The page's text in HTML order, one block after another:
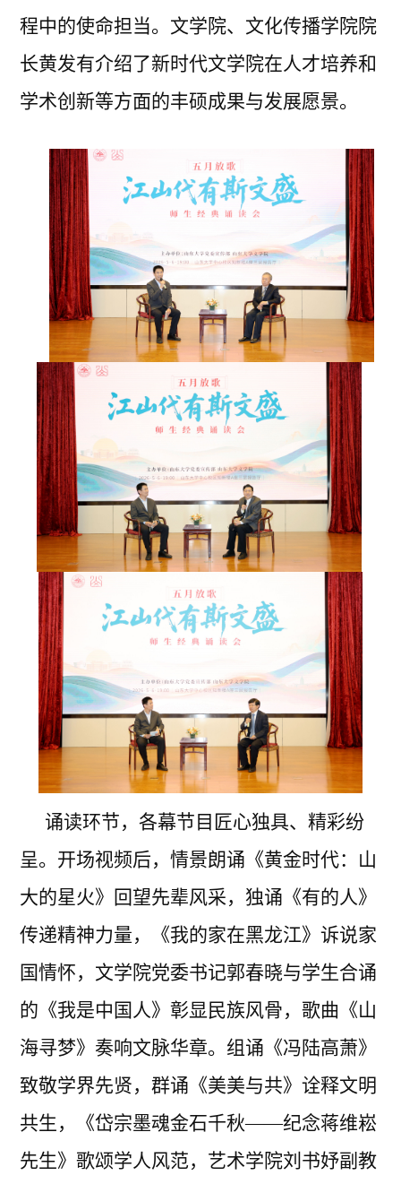
程中的使命担当。文学院、文化传播学院院
长黄发有介绍了新时代文学院在人才培养和
学术创新等方面的丰硕成果与发展愿景。
诵读环节，各幕节目匠心独具、精彩纷
呈。开场视频后，情景朗诵《黄金时代：山
大的星火》回望先辈风采，独诵《有的人》
传递精神力量，《我的家在黑龙江》诉说家
国情怀，文学院党委书记郭春晓与学生合诵
的《我是中国人》彰显民族风骨，歌曲《山
海寻梦》奏响文脉华章。组诵《冯陆高萧》
致敬学界先贤，群诵《美美与共》诠释文明
共生，《岱宗墨魂金石千秋——纪念蒋维崧
先生》歌颂学人风范，艺术学院刘书妤副教